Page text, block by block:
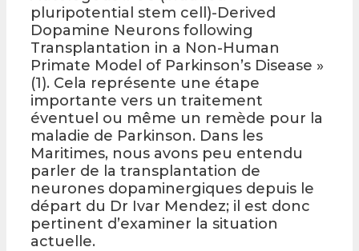
pluripotential stem cell)-Derived
Dopamine Neurons following
Transplantation in a Non-Human
Primate Model of Parkinson’s Disease »
(1). Cela représente une étape
importante vers un traitement
éventuel ou même un remède pour la
maladie de Parkinson. Dans les
Maritimes, nous avons peu entendu
parler de la transplantation de
neurones dopaminergiques depuis le
départ du Dr Ivar Mendez; il est donc
pertinent d’examiner la situation
actuelle.